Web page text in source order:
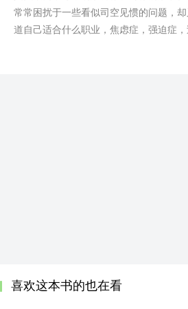
常常困扰于一些看似司空见惯的问题，
道自己适合什么职业，焦虑症，强迫症
喜欢这本书的也在看